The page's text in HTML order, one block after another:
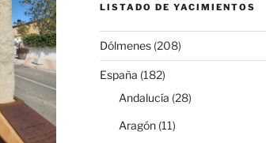
LISTADO DE YACIMIENTOS
Dólmenes(208)
España (182)
Andalucía (28)
Aragón(11)